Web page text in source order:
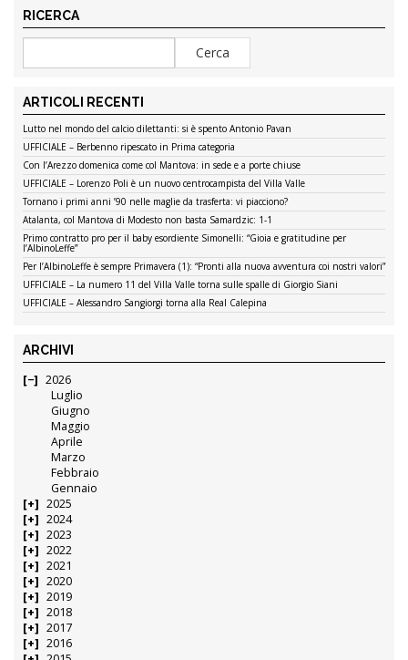
RICERCA
ARTICOLI RECENTI
Lutto nel mondo del calcio dilettanti: si è spento Antonio Pavan
UFFICIALE – Berbenno ripescato in Prima categoria
Con l’Arezzo domenica come col Mantova: in sede e a porte chiuse
UFFICIALE – Lorenzo Poli è un nuovo centrocampista del Villa Valle
Tornano i primi anni ’90 nelle maglie da trasferta: vi piacciono?
Atalanta, col Mantova di Modesto non basta Samardzic: 1-1
Primo contratto pro per il baby esordiente Simonelli: “Gioia e gratitudine per
l’AlbinoLeffe”
Per l’AlbinoLeffe è sempre Primavera (1): “Pronti alla nuova avventura coi nostri valori”
UFFICIALE – La numero 11 del Villa Valle torna sulle spalle di Giorgio Siani
UFFICIALE – Alessandro Sangiorgi torna alla Real Calepina
ARCHIVI
2026
Luglio
Giugno
Maggio
Aprile
Marzo
Febbraio
Gennaio
2025
2024
2023
2022
2021
2020
2019
2018
2017
2016